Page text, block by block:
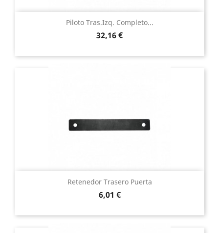
Piloto Tras.izq. Completo...
Precio
32,16 €
Retenedor Trasero Puerta
Precio
6,01 €